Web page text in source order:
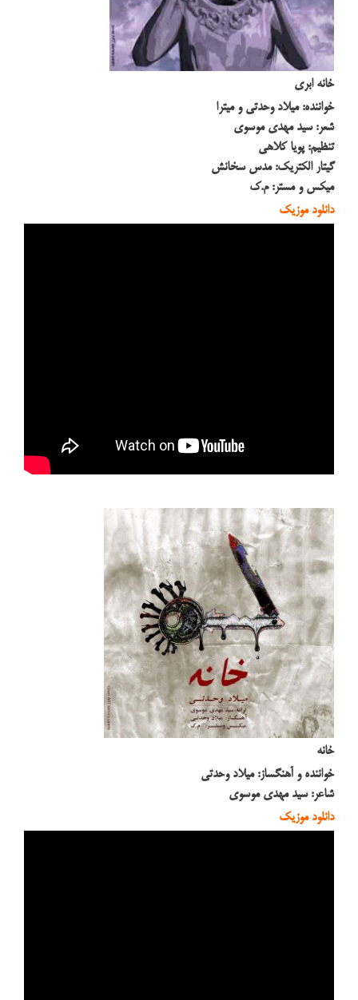
خانه ابری
خواننده: میلاد وحدتی و میترا
شعر: سید مهدی موسوی
تنظیم: پويا كلاهی
گيتار الكتريك: مدس سخانش
میكس و مستر: م.ك
دانلود موزیک
خانه
خواننده و آهنگساز: میلاد وحدتی
شاعر: سید مهدی موسوی
دانلود موزیک